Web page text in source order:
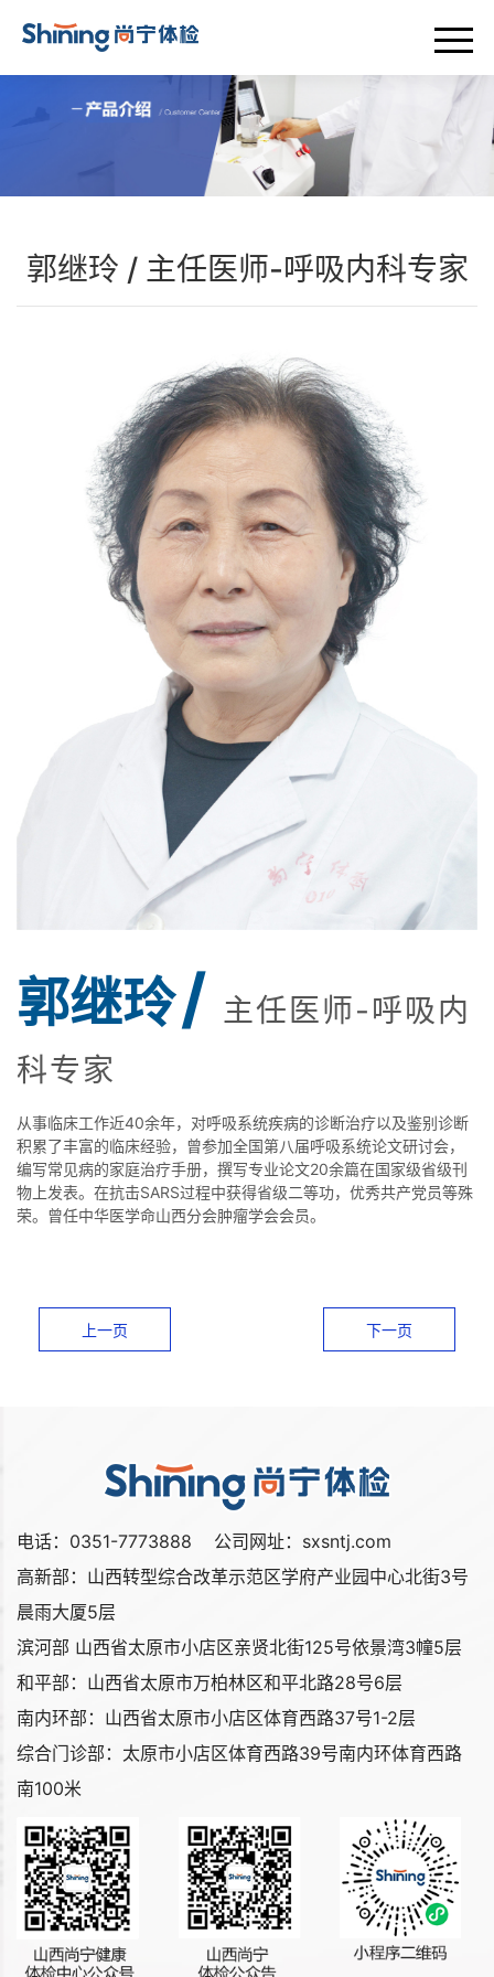
尚宁动态
体检套餐
设备介绍
联系我们
郭继玲 / 主任医师-呼吸内科专家
郭继玲/ 主任医师-呼吸内
科专家
从事临床工作近40余年，对呼吸系统疾病的诊断治疗以及鉴别诊断
积累了丰富的临床经验，曾参加全国第八届呼吸系统论文研讨会，
编写常见病的家庭治疗手册，撰写专业论文20余篇在国家级省级刊
物上发表。在抗击SARS过程中获得省级二等功，优秀共产党员等殊
荣。曾任中华医学命山西分会肿瘤学会会员。
上一页 下一页
电话：0351-7773888 公司网址：sxsntj.com
高新部：山西转型综合改革示范区学府产业园中心北街3号
晨雨大厦5层
滨河部 山西省太原市小店区亲贤北街125号依景湾3幢5层
和平部：山西省太原市万柏林区和平北路28号6层
南内环部：山西省太原市小店区体育西路37号1-2层
综合门诊部：太原市小店区体育西路39号南内环体育西路
南100米